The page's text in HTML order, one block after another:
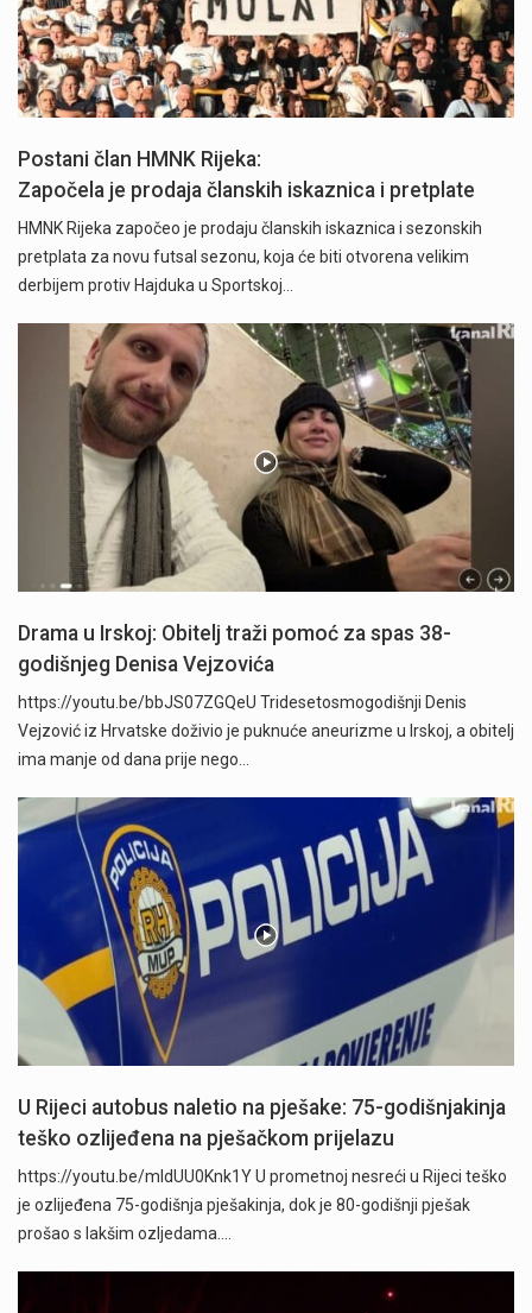
Postani član HMNK Rijeka:
Započela je prodaja članskih iskaznica i pretplate
HMNK Rijeka započeo je prodaju članskih iskaznica i sezonskih
pretplata za novu futsal sezonu, koja će biti otvorena velikim
derbijem protiv Hajduka u Sportskoj…
Drama u Irskoj: Obitelj traži pomoć za spas 38-
godišnjeg Denisa Vejzovića
https://youtu.be/bbJS07ZGQeU Tridesetosmogodišnji Denis
Vejzović iz Hrvatske doživio je puknuće aneurizme u Irskoj, a obitelj
ima manje od dana prije nego…
U Rijeci autobus naletio na pješake: 75-godišnjakinja
teško ozlijeđena na pješačkom prijelazu
https://youtu.be/mldUU0Knk1Y U prometnoj nesreći u Rijeci teško
je ozlijeđena 75-godišnja pješakinja, dok je 80-godišnji pješak
prošao s lakšim ozljedama.…